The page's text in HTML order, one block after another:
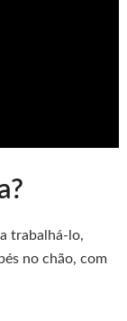
trabalhá-lo,
no chão, com